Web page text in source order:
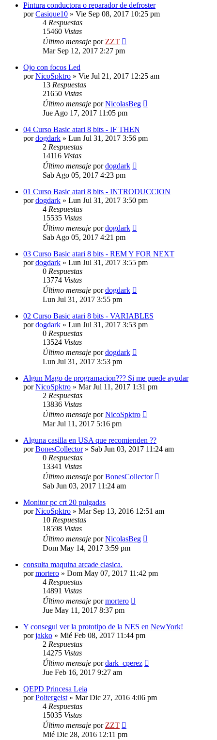
Pintura conductora o reparador de defroster
porCasique10 » Vie Sep 08, 2017 10:25 pm
4 Respuestas
15460 Vistas
Último mensaje por ZZT
Mar Sep 12, 2017 2:27 pm
Ojo con focos Led
porNicoSpktro » Vie Jul 21, 2017 12:25 am
13 Respuestas
21650 Vistas
Último mensaje porNicolasBeg
Jue Ago 17, 2017 11:05 pm
04 Curso Basic atari 8 bits - IF THEN
pordogdark » Lun Jul 31, 2017 3:56 pm
2 Respuestas
14116 Vistas
Último mensaje pordogdark
Sab Ago 05, 2017 4:23 pm
01 Curso Basic atari 8 bits - INTRODUCCION
pordogdark » Lun Jul 31, 2017 3:50 pm
4 Respuestas
15535 Vistas
Último mensaje pordogdark
Sab Ago 05, 2017 4:21 pm
03 Curso Basic atari 8 bits - REM Y FOR NEXT
pordogdark » Lun Jul 31, 2017 3:55 pm
0 Respuestas
13774 Vistas
Último mensaje pordogdark
Lun Jul 31, 2017 3:55 pm
02 Curso Basic atari 8 bits - VARIABLES
pordogdark » Lun Jul 31, 2017 3:53 pm
0 Respuestas
13524 Vistas
Último mensaje pordogdark
Lun Jul 31, 2017 3:53 pm
Algun Mago de programacion??? Si me puede ayudar
porNicoSpktro » Mar Jul 11, 2017 1:31 pm
2 Respuestas
13836 Vistas
Último mensaje porNicoSpktro
Mar Jul 11, 2017 5:16 pm
Alguna casilla en USA que recomienden ??
porBonesCollector» Sab Jun 03, 2017 11:24 am
0 Respuestas
13341 Vistas
Último mensaje porBonesCollector
Sab Jun 03, 2017 11:24 am
Monitor pc crt 20 pulgadas
porNicoSpktro » Mar Sep 13, 2016 12:51 am
10 Respuestas
18598 Vistas
Último mensaje porNicolasBeg
Dom May 14, 2017 3:59 pm
consulta maquina arcade clasica.
pormortero » Dom May 07, 2017 11:42 pm
4 Respuestas
14891 Vistas
Último mensaje pormortero
Jue May 11, 2017 8:37 pm
Y consegui ver la prototipo de la NES en NewYork!
porjakko » Mié Feb 08, 2017 11:44 pm
2 Respuestas
14275 Vistas
Último mensaje pordark_cperez
Jue Feb 16, 2017 9:27 am
QEPD Princesa Leia
porPoltergeist » Mar Dic 27, 2016 4:06 pm
4 Respuestas
15035 Vistas
Último mensaje por ZZT
Mié Dic 28, 2016 12:11 pm